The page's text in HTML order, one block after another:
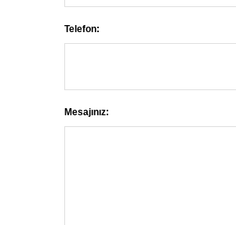
Telefon:
Mesajınız: